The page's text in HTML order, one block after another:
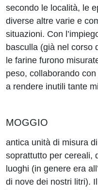
secondo le località, le
diverse altre varie e
situazioni. Con
basculla (già nel corso
le farine furono
peso, collaborando
a rendere inutili tante
MOGGIO
antica unità di misura
soprattutto per cereali,
luoghi (in genere era
di nove dei nostri litri).